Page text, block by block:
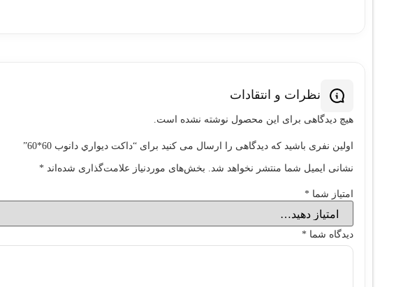
نظرات و انتقادات
هیچ دیدگاهی برای این محصول نوشته نشده است.
اولین نفری باشید که دیدگاهی را ارسال می کنید برای “داکت ديواري دانوب 60*60”
نشانی ایمیل شما منتشر نخواهد شد. بخش‌های موردنیاز علامت‌گذاری شده‌اند *
امتیاز شما *
دیدگاه شما *